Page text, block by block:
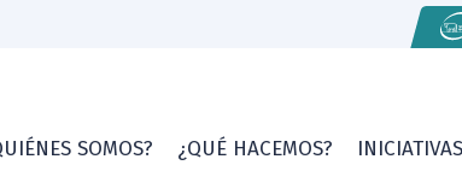
SOMOS? ¿QUÉ HACEMOS?